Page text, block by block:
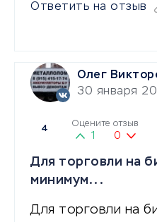
Ответить на отзыв
Олег
30 января
4
Оцените отзыв
1 0
Для торговли на
минимум...
Для торговли на